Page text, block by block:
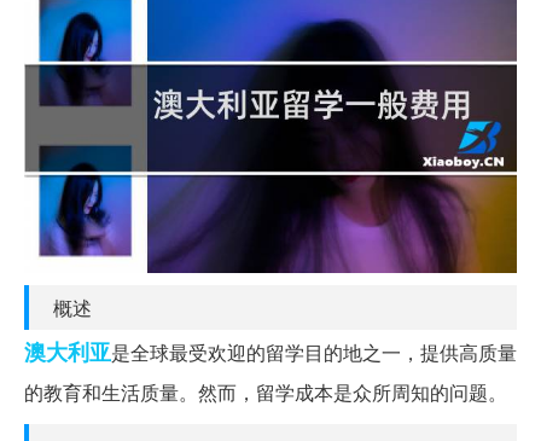
概述
澳大利亚是全球最受欢迎的留学目的地之一，提供高质量
的教育和生活质量。然而，留学成本是众所周知的问题。